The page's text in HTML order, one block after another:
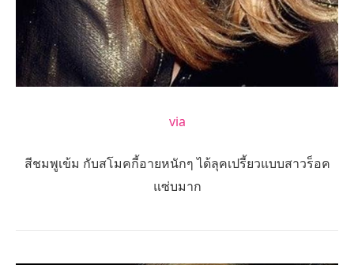
via
สีชมพูเข้ม กับสโมคกี้อายหนักๆ ได้ลุคเปรี้ยวแบบสาวร็อค
แซ่บมาก